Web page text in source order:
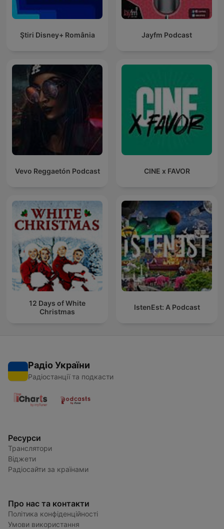
Ştiri Disney+ România Jayfm Podcast
Vevo Reggaetón Podcast CINE x FAVOR
12 Days of White
Christmas
IstenEst: A Podcast
Радіо України
Радіостанції та подкасти
Ресурси
Транслятори
Віджети
Радіосайти за країнами
Про нас та контакти
Політика конфіденційності
Умови використання